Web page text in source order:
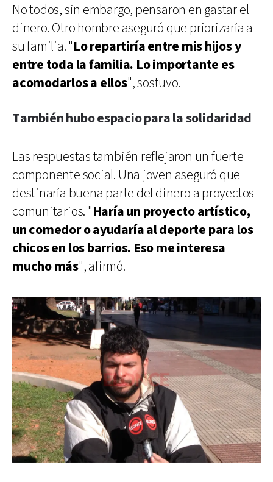
No todos, sin embargo, pensaron en gastar el
dinero. Otro hombre aseguró que priorizaría a
su familia. "Lo repartiría entre mis hijos y
entre toda la familia. Lo importante es
acomodarlos a ellos", sostuvo.
También hubo espacio para la solidaridad
Las respuestas también reflejaron un fuerte
componente social. Una joven aseguró que
destinaría buena parte del dinero a proyectos
comunitarios. "Haría un proyecto artístico,
un comedor o ayudaría al deporte para los
chicos en los barrios. Eso me interesa
mucho más", afirmó.